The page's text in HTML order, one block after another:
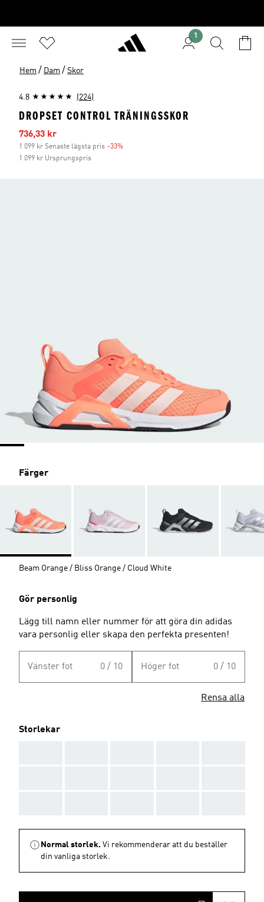
1
Hem / Dam / Skor
4.8 (224)
DROPSET CONTROL TRÄNINGSSKOR
Reapris
736,33 kr
1 099 kr Senaste lägsta pris -33%
1 099 kr Ursprungspris
Färger
Beam Orange / Bliss Orange / Cloud White
Gör personlig
Lägg till namn eller nummer för att göra din adidas
vara personlig eller skapa den perfekta presenten!
Vänster fot 0 / 10 Höger fot 0 / 10
Rensa alla
Storlekar
Normal storlek. Vi rekommenderar att du beställer
din vanliga storlek.